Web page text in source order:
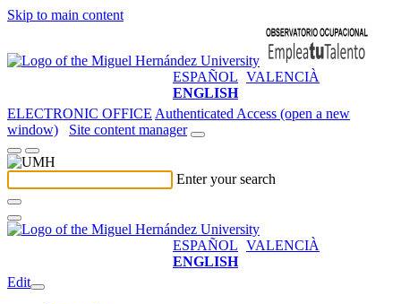
Skip to main content
ESPAÑOL VALENCIÀ
ENGLISH
ELECTRONIC OFFICE Authenticated Access (open a new
window)
Site content manager
Enter your search
ESPAÑOL VALENCIÀ
ENGLISH
Edit